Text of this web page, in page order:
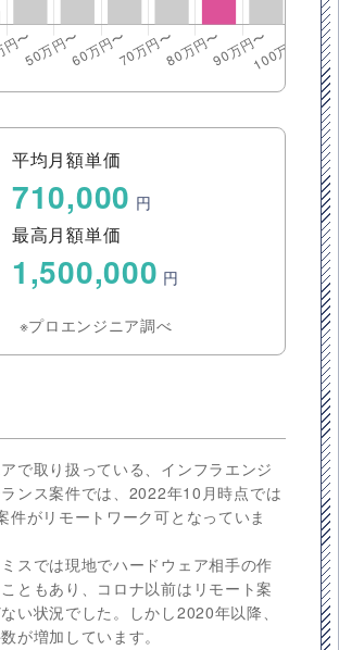
平均月額単価
710,000 円
最高月額単価
1,500,000 円
※プロエンジニア調べ
で取り扱っている、インフラエンジ
ンス案件では、2022年10月時点では
件がリモートワーク可となっていま
スでは現地でハードウェア相手の作
ともあり、コロナ以前はリモート案
い状況でした。しかし2020年以降、
が増加しています。